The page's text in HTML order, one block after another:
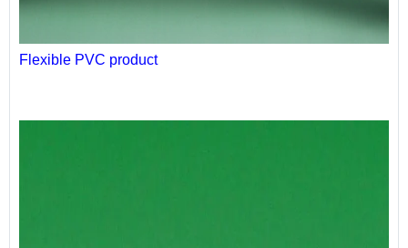
Flexible PVC product